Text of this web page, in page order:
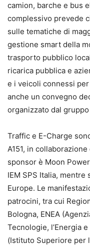
camion, barche e bus
complessivo prevede
sulle tematiche di
gestione smart della
trasporto pubblico
ricarica pubblica e
e i veicoli connessi
anche un convegno
organizzato dal
Traffic e E-Charge
A151, in
sponsor è Moon
IEM SPS Italia,
Europe. Le
patrocini, tra cui
Bologna, ENEA
Tecnologie, l’Energia
(Istituto Superiore per